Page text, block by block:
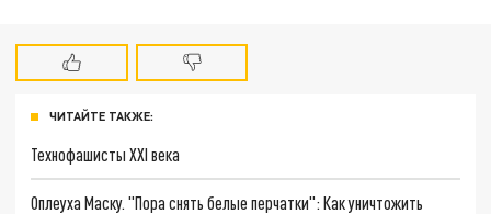
ЧИТАЙТЕ ТАКЖЕ:
Технофашисты XXI века
Оплеуха Маску. "Пора снять белые перчатки": Как уничтожить